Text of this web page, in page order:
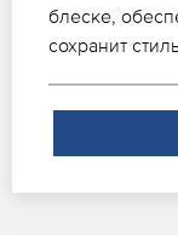
блеске,
сохранит